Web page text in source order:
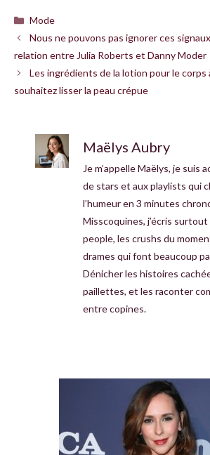
Catégories
Mode
Nous ne pouvons pas ignorer ces
relation entre Julia Roberts et Danny Moder
Les ingrédients de la lotion pour le corps
souhaitez lisser la peau crépue
Maëlys Aubry
Je m’appelle Maëlys, je suis
de stars et aux playlists qui
l’humeur en 3 minutes
Misscoquines, j’écris
people, les crushs du
drames qui font beaucoup
Dénicher les histoires
paillettes, et les raconter
entre copines.